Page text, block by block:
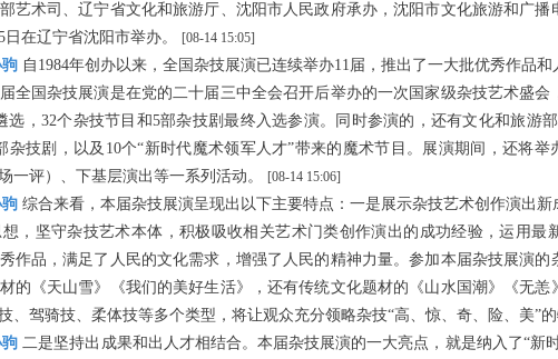
艺术司、辽宁省文化和旅游厅、沈阳市人民政府承办，沈阳市文化旅游和广
日在辽宁省沈阳市举办。
[08-14 15:05]
自1984年创办以来，全国杂技展演已连续举办11届，推出了一大批优秀作品
全国杂技展演是在党的二十届三中全会召开后举办的一次国家级杂技艺术盛会
选，32个杂技节目和5部杂技剧最终入选参演。同时参演的，还有文化和旅游
杂技剧，以及10个“新时代魔术领军人才”带来的魔术节目。展演期间，还将举
一评）、下基层演出等一系列活动。
[08-14 15:06]
综合来看，本届杂技展演呈现出以下主要特点：一是展示杂技艺术创作演出
，坚守杂技艺术本体，积极吸收相关艺术门类创作演出的成功经验，运用最
作品，满足了人民的文化需求，增强了人民的精神力量。参加本届杂技展演
的《天山雪》《我们的美好生活》，还有传统文化题材的《山水国潮》《无恙
、驾骑技、柔体技等多个类型，将让观众充分领略杂技“高、惊、奇、险、美”的
二是坚持出成果和出人才相结合。本届杂技展演的一大亮点，就是纳入了“新